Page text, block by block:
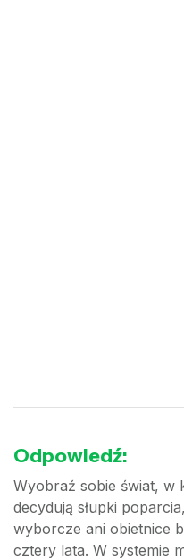
Odpowiedź:
Wyobraź sobie świat, w
decydują słupki
wyborcze ani obietnice
cztery lata. W systemie